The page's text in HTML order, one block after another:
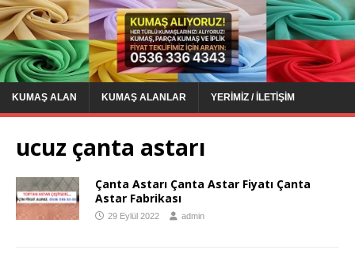
KUMAŞ ALAN KUMAŞ ALANLAR YERIMIZ / İLETIŞIM
ucuz çanta astarı
Çanta Astarı Çanta Astar Fiyatı Çanta
Astar Fabrikası
29 Eylül 2022 admin